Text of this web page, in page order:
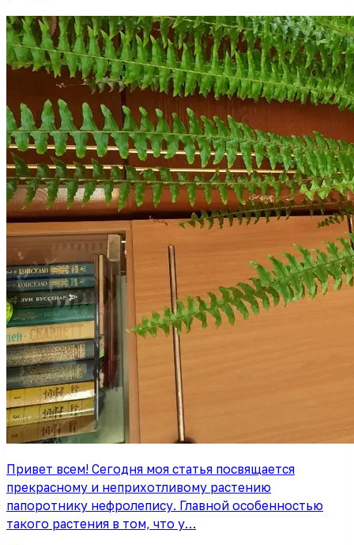
Привет всем! Сегодня моя статья посвящается
прекрасному и неприхотливому растению
папоротнику нефролепису. Главной особенностью
такого растения в том, что у…